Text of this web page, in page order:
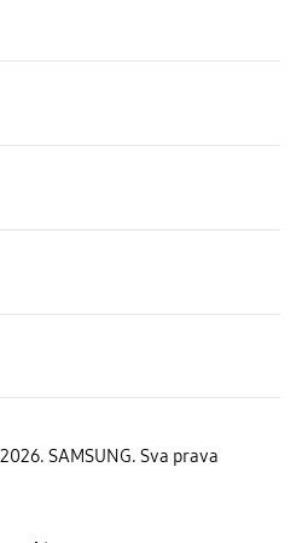
SAMSUNG. Sva prava